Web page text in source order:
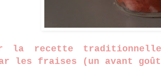
la recette
les fraises (un avant